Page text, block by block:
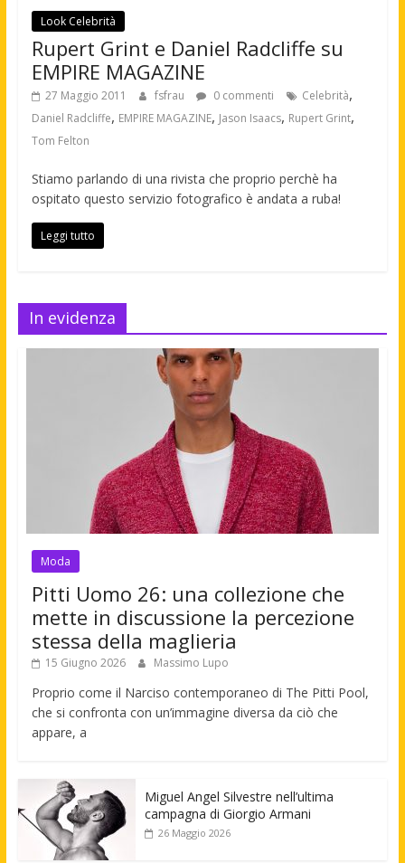
Look Celebrità
Rupert Grint e Daniel Radcliffe su
EMPIRE MAGAZINE
27 Maggio 2011 fsfrau 0 commenti Celebrità,
Daniel Radcliffe, EMPIRE MAGAZINE, Jason Isaacs, Rupert Grint,
Tom Felton
Stiamo parlando di una rivista che proprio perchè ha
ospitato questo servizio fotografico è andata a ruba!
Leggi tutto
In evidenza
Moda
Pitti Uomo 26: una collezione che
mette in discussione la percezione
stessa della maglieria
15 Giugno 2026 Massimo Lupo
Proprio come il Narciso contemporaneo di The Pitti Pool,
che si confronta con un’immagine diversa da ciò che
appare, a
Miguel Angel Silvestre nell’ultima
campagna di Giorgio Armani
26 Maggio 2026